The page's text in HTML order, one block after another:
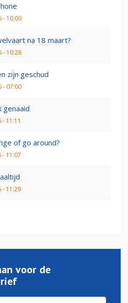
- 10:00
na 18 maart?
- 10:28
zijn geschud
- 07:00
genaaid
11:11
of go around?
- 11:07
- 11:29
voor de